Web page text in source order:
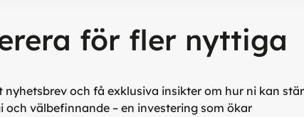
för fler nyttiga
nyhetsbrev och få exklusiva insikter om hur ni kan
och välbefinnande – en investering som ökar